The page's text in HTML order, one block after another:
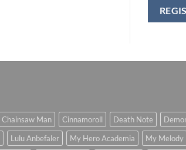
Chainsaw Man Cinnamoroll Death Note
Lulu Anbefaler My Hero Academia My Melody